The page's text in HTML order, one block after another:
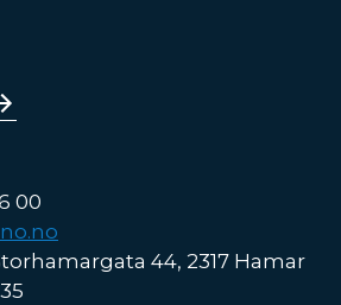
00
44, 2317 Hamar